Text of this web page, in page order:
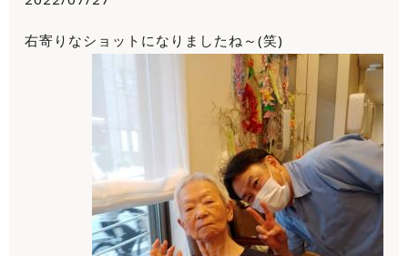
右寄りなショットになりましたね～(笑)